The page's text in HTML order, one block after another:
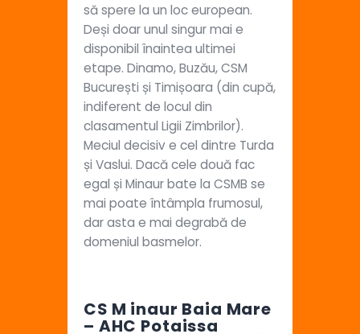
să spere la un loc european.
Deși doar unul singur mai e
disponibil înaintea ultimei
etape. Dinamo, Buzău, CSM
București și Timișoara (din cupă,
indiferent de locul din
clasamentul Ligii Zimbrilor).
Meciul decisiv e cel dintre Turda
și Vaslui. Dacă cele două fac
egal și Minaur bate la CSMB se
mai poate întâmpla frumosul,
dar asta e mai degrabă de
domeniul basmelor.
CS M inaur Baia Mare
– AHC Potaissa